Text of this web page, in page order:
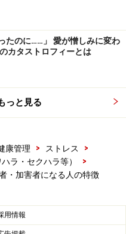
者の手法・その行
ことが必要なことも
フランス・イルゴイエン
ント』のなかで、加害者
く使う方法について、次
たのに……」 愛が憎しみに変わ
カタストロフィーとは
っと見る
康管理 > ストレス
>
ラ・セクハラ等）
>
・加害者になる人の特徴
用情報